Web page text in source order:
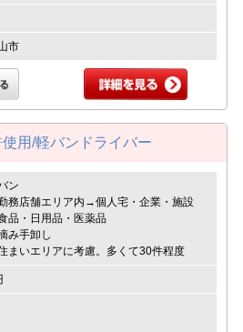
市
用/軽バンドライバー
ン
勤務店舗エリア内→個人宅・企業・施設
品・日用品・医薬品
み手卸し
まいエリアに考慮。多くて30件程度